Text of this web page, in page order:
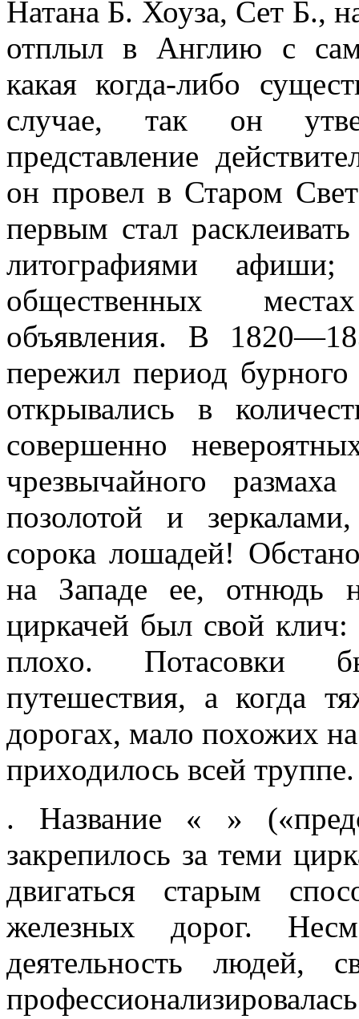
Натана Б. Хоуза, Сет Б.,
отплыл в Англию с
какая когда-либо
случае, так он
представление
он провел в Старом
первым стал
литографиями
общественных
объявления. В
пережил период
открывались в
совершенно
чрезвычайного
позолотой и
сорока лошадей!
на Западе ее, отнюдь
циркачей был свой
плохо. Потасовки
путешествия, а когда
дорогах, мало похожих
приходилось всей труппе.
. Название « » («представления в грязи») надолго закрепилось за теми цирками, которые продолжали пере двигаться старым способом даже после появления железных дорог. Несмотря на тяжелые условия, деятельность людей, связанных с цирком, быстро профессионализировалась. Этого требовала жизнь в Новом Свете - царстве бизнеса. Идя по стопам своего земляка Хачалии Бейли, уроженцы округа Сомерс Джон Джун, Иеремия Крейн, Калеб С. Ангевин, Льюис В. Титус объединились в первый цирковой синдикат. Они купили Зоологический институт и превратили его из маленького бродячего зверинца в гигантское заведение; расположилось оно в Нью-йорке, на Бауэри. Здесь можно было увидеть самых разных хищников, неизменных слонов и поразительного единорога, в роли которого выступал, разумеется, обыкновенный носорог. Зоологический институт как бы получил монополию на демонстрацию диких животных, и большая часть бродячих зверинцев страны оказалась у него в руках. Поскольку для привлечения публики недостаточно было просто выставлять напоказ хищников, институт обратился к услугам молодого укротителя Исаака А. Ван Амбурга. Этот двадцатидвухлетний метис завоевал известность, выступив в 1833 году на сцене театра «Ричмонд Хилл» со смешанной группой хищников. Гвоздем программы была «психическая атака» на льва: несчастное животное, ни кому не желавшее зла, жалось к прутьям клетки под «властным взглядом» человека. Слава Ван Амбурга стала всемирной; мы уже встречались с ним во Франции и в Англии, где он привел в трепет королеву Викторию. Он показал вместе льва и ягненка и даже вошел в клетку в сопровождении ребенка, чтобы «явить во всем блеске триумф веры над диким зверем»! Ван Амбург умер в 1865 году, нажив значительное состояние и прославив свое имя, которое до 1908 года сияло над входом одного из цирков. Вскоре дирекция Зоологического института присоединила к своему зверинцу передвижной цирк. Акционерная компания, управляющая институтом, носила название Синдиката Северного Салема, или «Партии плоской стопы» ( ) прозвище это было дано ей после того, как один из членов Синдиката высказал свое кредо: Мы возьмемся за дело решительно и будем играть в Нью-Йорке. «Партия плоской стопы» постепенно взяла под свой контроль все передвижные цирки Соединенных Штатов. Как только какой-нибудь из них разорялся, она немедленно покупала его оборудование и животных и пускала их в ход. Каждому цирку был выделен район действия и дан порядковый номер. Эта превосходная организация вызвала зависть у финансистов, и они начали вкладывать деньги в цирк, как в хлопковые плантации или золотые прииски. Нат Б. Хоуз, Аарон Тернер и многие другие также вошли в состав синдиката, поскольку действовать вне его было уже невозможно. Экономический кризис 1837 года поколебал господство «Партии плоской стопы», и те ее члены, которые были способны вести дела дальше, объединились в новые синдикаты. Однако постепенно Синдикат Северного Салема снова стал прибирать американские цирки к рукам и в результате целиком подчинил их своей власти; он вершил судьбами заокеанского циркового искусства до 1880 года. Среди пионеров американского цирка выделяется фигура здоровяка Джона Робинсона. Он родился в 1802 году в Теннесси; в шестьдесят лет он все еще продолжал разъезжать по стране. Карьера его началась с того, что он без чьей бы то ни было помощи подавил бунт труппы, в которой служил. Джон Робинсон был истинным атлетом, его отличали стойкий характер и непреодолимая страсть к приключениям. Говорят, что он начал свои странствия в 1825 году, но более правдоподобно, что свой первый цирк он открыл лет на пятнадцать позже. Цирк этот был замечателен по своему размаху в один из фургонов были впряжены сорок две лошади; такой упряжкой мог похвастаться лишь Цирк Сполдинга и Роджерса. Джон Робинсон бывал даже на озере Эри, где вступал в стычки с индейцами, не баловавшими его своей благосклонностью: в жизни Цирка Джона Робинсона не было недостатка в сюрпризах! Во время войны между Севером и Югом Робинсон много ездил по южным штатам, что впоследствии обеспечило ему огромную популярность среди южан. Старина Джон Робинсон, как звали его в конце жизни, умер в 1888 году, но цирк его продолжал разъезжать по стране до 1911 года, а потом перешел в другие руки и окончил свой долгий путь в 1930 году, будучи уже под контролем братьев Ринглингов. Другая легендарная личность Гилберт Р. Сполдинг, по прозвищу Док